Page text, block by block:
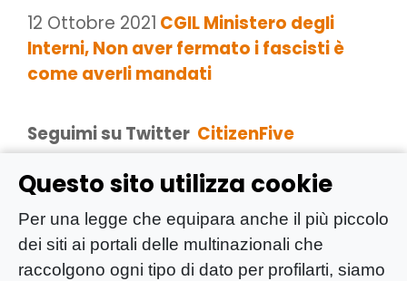
Questo sito utilizza cookie
Per una legge che equipara anche il più piccolo
dei siti ai portali delle multinazionali che
raccolgono ogni tipo di dato per profilarti, siamo
12 Ottobre 2021 CGIL Ministero degli
Interni, Non aver fermato i fascisti è
come averli mandati
Seguimi su Twitter CitizenFive
Autore